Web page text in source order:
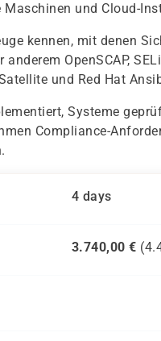
und Cloud-
kennen, mit denen
OpenSCAP,
und Red Hat
Systeme
Compliance-
4 days
3.740,00 € (